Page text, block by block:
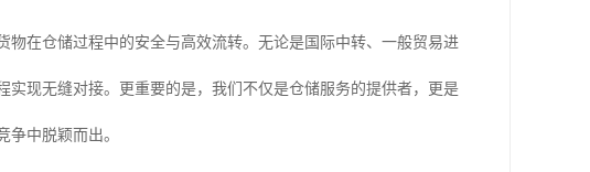
在仓储过程中的安全与高效流转。无论是国际中转、一般贸易进
现无缝对接。更重要的是，我们不仅是仓储服务的提供者，更是
中脱颖而出。